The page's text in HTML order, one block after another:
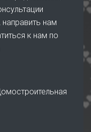
нам
к нам по